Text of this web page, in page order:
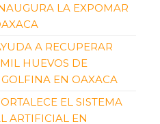
LA EXPOMAR
A RECUPERAR
HUEVOS DE
EN OAXACA
EL SISTEMA
ARTIFICIAL EN